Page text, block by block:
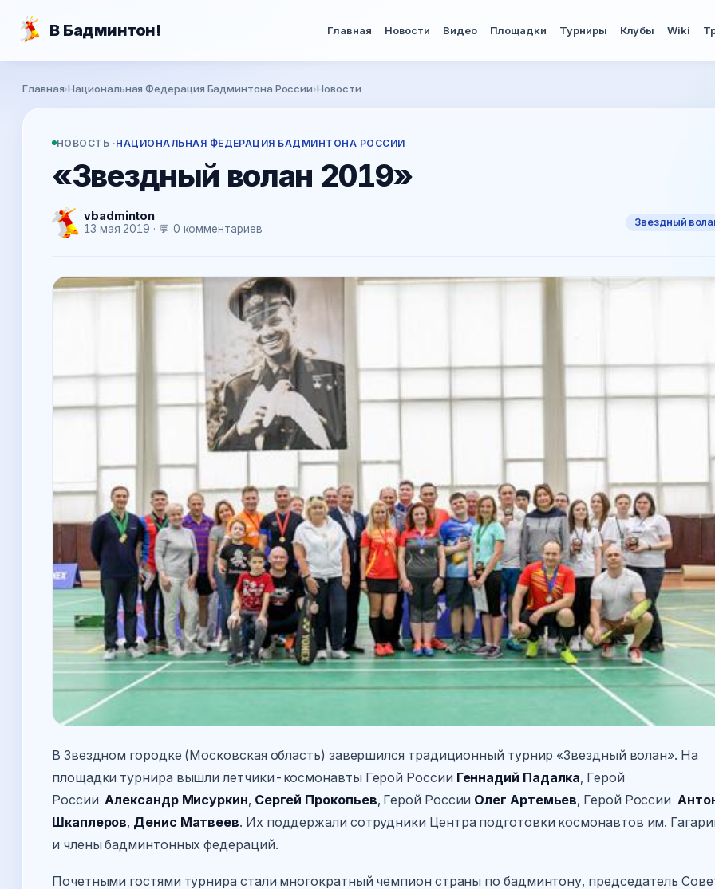
В Бадминтон! Главная Новости Видео Площадки Турниры Клубы Wiki
Вы здесь
Главная›Национальная Федерация Бадминтона России›Новости
НОВОСТЬ ·НАЦИОНАЛЬНАЯ ФЕДЕРАЦИЯ БАДМИНТОНА РОССИИ
«Звездный волан 2019»
vbadminton
13 мая 2019 · 💬 0 комментариев
Звездный
В Звездном городке (Московская область) завершился традиционный турнир «Звездный волан». На
площадки турнира вышли летчики-космонавты Герой России Геннадий Падалка, Герой
России Александр Мисуркин, Сергей Прокопьев, Герой России Олег Артемьев, Герой России
Шкаплеров, Денис Матвеев. Их поддержали сотрудники Центра подготовки космонавтов им.
и члены бадминтонных федераций.
Почетными гостями турнира стали многократный чемпион страны по бадминтону, председатель